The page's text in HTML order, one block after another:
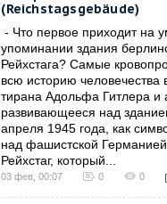
(Reichstagsgebäude)
- Что первое приходит на
упоминании здания
Рейхстага? Самые
всю историю человечества
тирана Адольфа Гитлера и
развивающееся над
апреля 1945 года, как
над фашистской
Рейхстаг, который...
03 фев, 00:07 0 0